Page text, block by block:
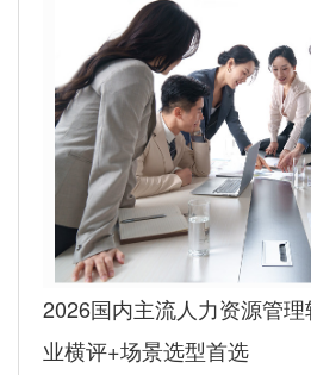
2026国内主流人力资源管
业横评+场景选型首选